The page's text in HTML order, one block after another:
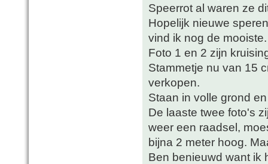
Speerrot al waren ze
Hopelijk nieuwe
vind ik nog de mooiste.
Foto 1 en 2 zijn
Stammetje nu van 15
verkopen.
Staan in volle grond
De laaste twee foto's
weer een raadsel,
bijna 2 meter hoog.
Ben benieuwd want ik